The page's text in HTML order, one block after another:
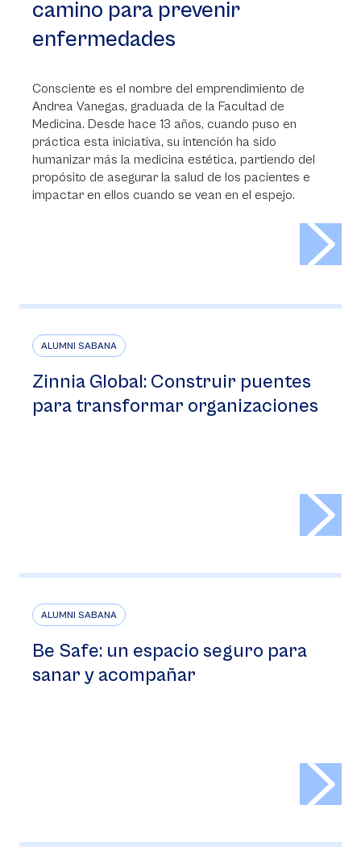
camino para prevenir
enfermedades
Consciente es el nombre del emprendimiento de
Andrea Vanegas, graduada de la Facultad de
Medicina. Desde hace 13 años, cuando puso en
práctica esta iniciativa, su intención ha sido
humanizar más la medicina estética, partiendo del
propósito de asegurar la salud de los pacientes e
impactar en ellos cuando se vean en el espejo.
ALUMNI SABANA
Zinnia Global: Construir puentes
para transformar organizaciones
ALUMNI SABANA
Be Safe: un espacio seguro para
sanar y acompañar